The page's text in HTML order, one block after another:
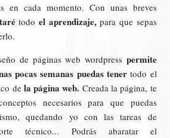
en cada momento. Con unas breves
todoel aprendizaje, para que sepas
de páginas web wordpress permite
pocas semanas puedas tener todo el
dela página web. Creada la página, te
necesarios para que puedas
quedando yo con las tareas de
técnico... Podrás abaratar el